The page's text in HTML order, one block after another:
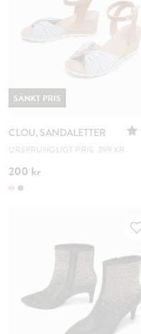
CLOU, SANDALETTER
URSPRUNGLIGT PRIS: 399 KR
200 kr
SÄNKT PRIS